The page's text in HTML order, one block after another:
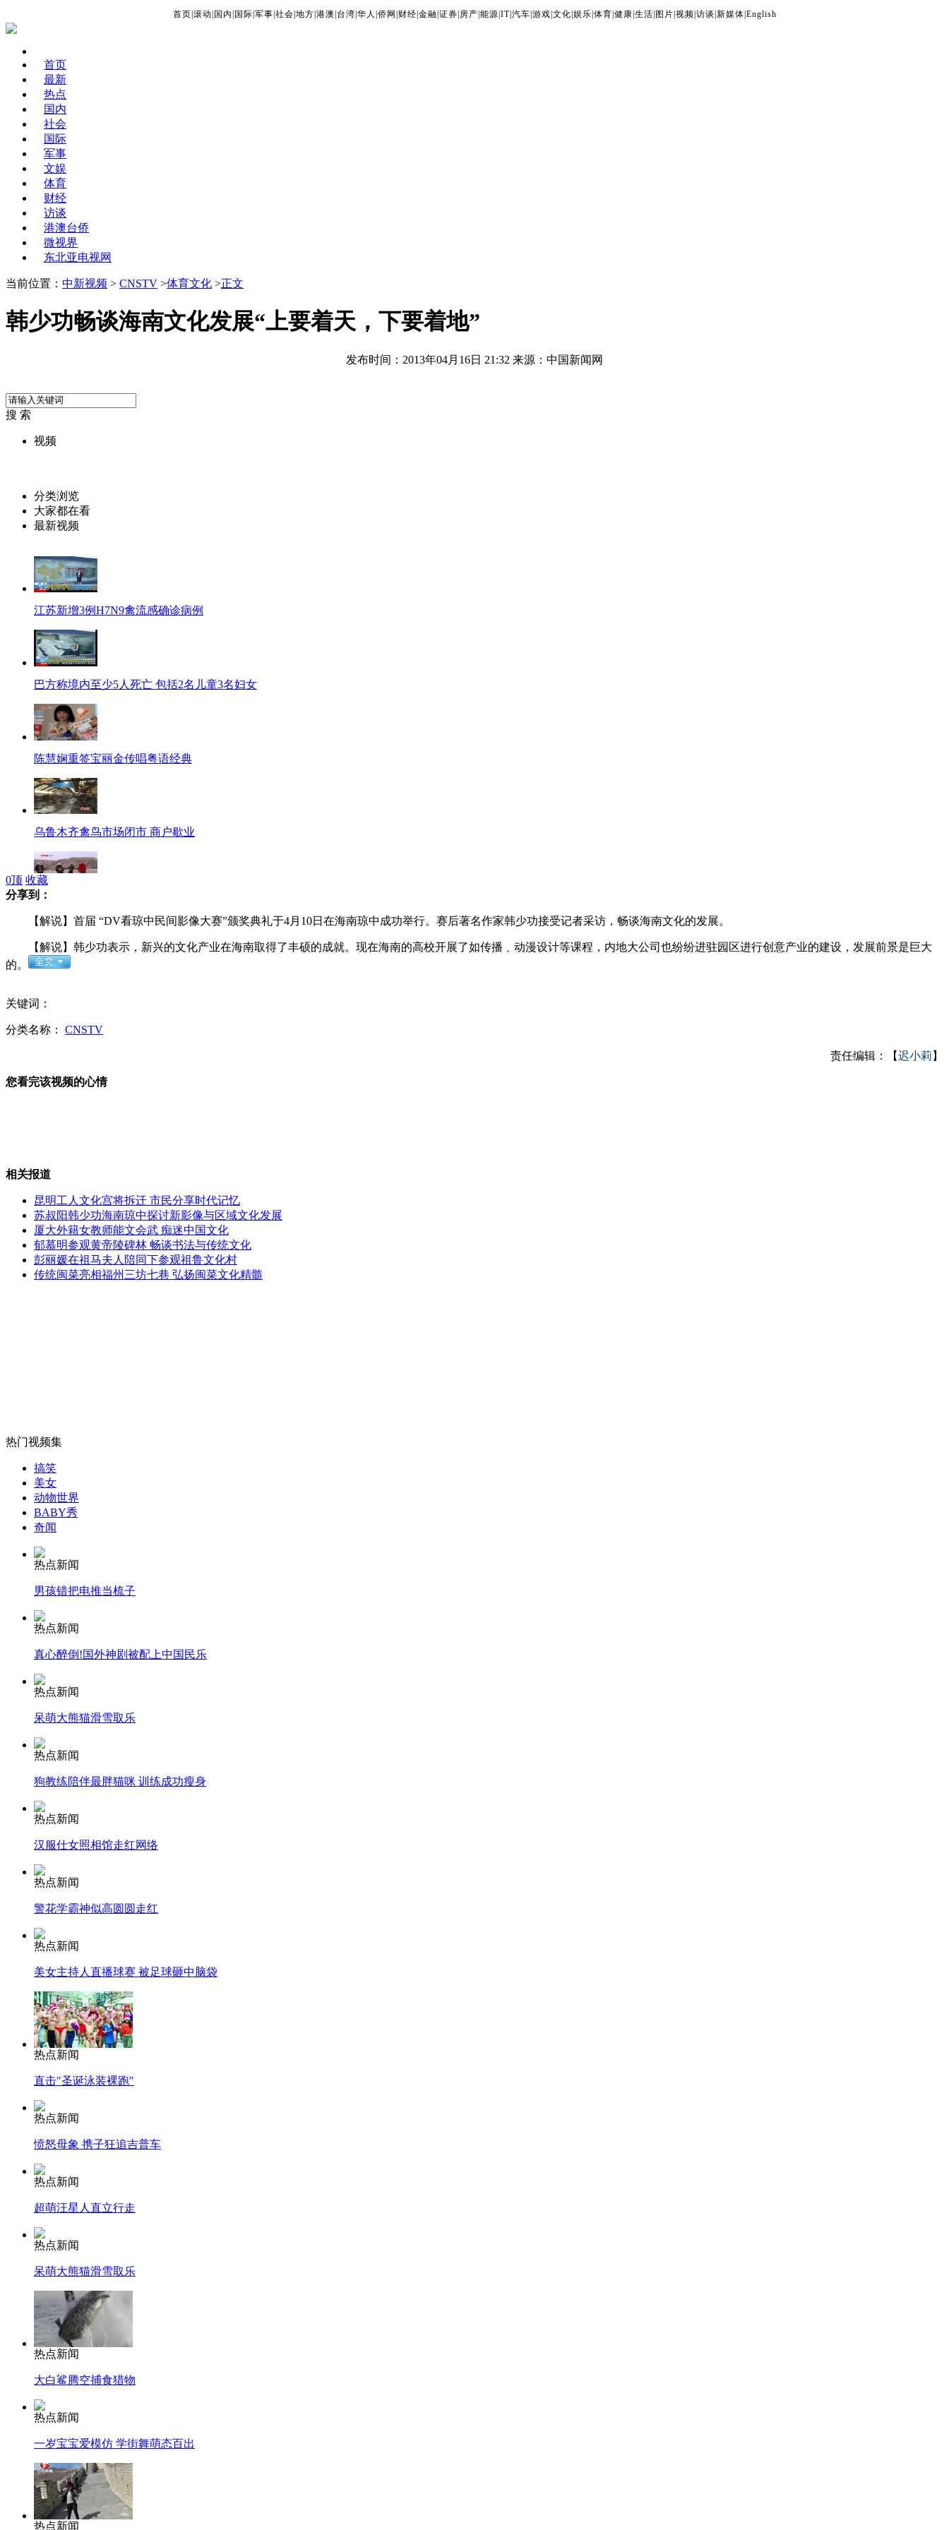
首页 滚动 国内 国际 军事 社会 地方 港澳 台湾 华人 侨网 财经 金融 证券 房产 能源 IT| 汽车 游戏 文化 娱乐 体育 健康 生活 图片 视频 访谈 新媒体 English
首页
最新
热点
国内
社会
国际
军事
文娱
体育
财经
访谈
港澳台侨
微视界
东北亚电视网
当前位置： 中新视频 > CNSTV >体育文化 >正文
韩少功畅谈海南文化发展“上要着天，下要着地”
发布时间：2013年04月16日 21:32 来源：中国新闻网
搜 索
视频
分类浏览
大家都在看
最新视频
江苏新增3例H7N9禽流感确诊病例
巴方称境内至少5人死亡 包括2名儿童3名妇女
陈慧娴重签宝丽金传唱粤语经典
乌鲁木齐禽鸟市场闭市 商户歇业
金价两年内首次跌破每克300元
伊朗发生7.8级地震 目前已造成40人死亡
无痛分娩是否安全 医生回应
外交部：反对强权政治霸凌主义
安徽一实载49人客车翻车
走！跟着总书记去植树
消防员救轻生者
纽约上演“枕头大战”
司机酒驾遇交警 急速倒车逃窜
0顶 收藏
分享到：
【解说】首届 “DV看琼中民间影像大赛”颁奖典礼于4月10日在海南琼中成功举行。赛后著名作家韩少功接受记者采访，畅谈海南文化的发展。
【解说】韩少功表示，新兴的文化产业在海南取得了丰硕的成就。现在海南的高校开展了如传播﹑动漫设计等课程，内地大公司也纷纷进驻园区进行创意产业的建设，发展前景是巨大
的。
关键词：
分类名称： CNSTV
责任编辑：【迟小莉 】
您看完该视频的心情
相关报道
昆明工人文化宫将拆迁 市民分享时代记忆
苏叔阳韩少功海南琼中探讨新影像与区域文化发展
厦大外籍女教师能文会武 痴迷中国文化
郁慕明参观黄帝陵碑林 畅谈书法与传统文化
彭丽媛在祖马夫人陪同下参观祖鲁文化村
传统闽菜亮相福州三坊七巷 弘扬闽菜文化精髓
热门视频集
搞笑
美女
动物世界
BABY秀
奇闻
热点新闻
男孩错把电推当梳子
热点新闻
真心醉倒!国外神剧被配上中国民乐
热点新闻
呆萌大熊猫滑雪取乐
热点新闻
狗教练陪伴最胖猫咪 训练成功瘦身
热点新闻
汉服仕女照相馆走红网络
热点新闻
警花学霸神似高圆圆走红
热点新闻
美女主持人直播球赛 被足球砸中脑袋
热点新闻
直击"圣诞泳装裸跑"
热点新闻
愤怒母象 携子狂追吉普车
热点新闻
超萌汪星人直立行走
热点新闻
呆萌大熊猫滑雪取乐
热点新闻
大白鲨腾空捕食猎物
热点新闻
一岁宝宝爱模仿 学街舞萌态百出
热点新闻